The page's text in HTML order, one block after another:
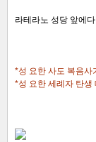
라테라노 성당 앞에
*성 요한 사도 복음사
*성 요한 세례자 탄생